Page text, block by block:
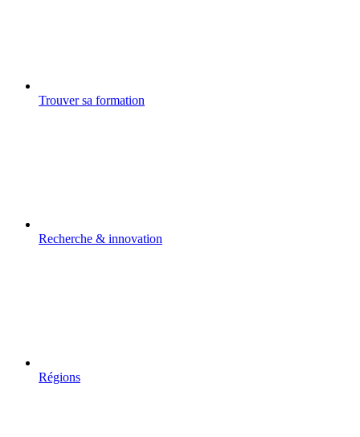
Trouver sa formation
Recherche & innovation
Régions